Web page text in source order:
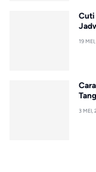
Cuti
19
3 MEI,